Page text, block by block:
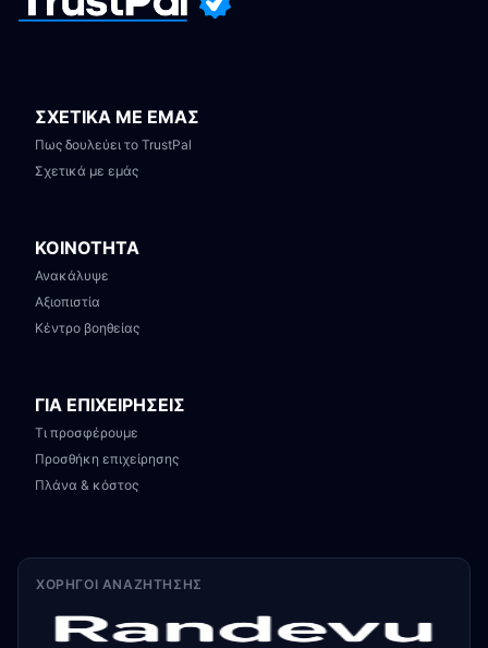
ΣΧΕΤΙΚΑ ΜΕ ΕΜΑΣ
Πως δουλεύει το TrustPal
Σχετικά με εμάς
ΚΟΙΝΟΤΗΤΑ
Ανακάλυψε
Αξιοπιστία
Κέντρο βοηθείας
ΓΙΑ ΕΠΙΧΕΙΡΗΣΕΙΣ
Τι προσφέρουμε
Προσθήκη επιχείρησης
Πλάνα & κόστος
ΧΟΡΗΓΟΊ ΑΝΑΖΉΤΗΣΗΣ